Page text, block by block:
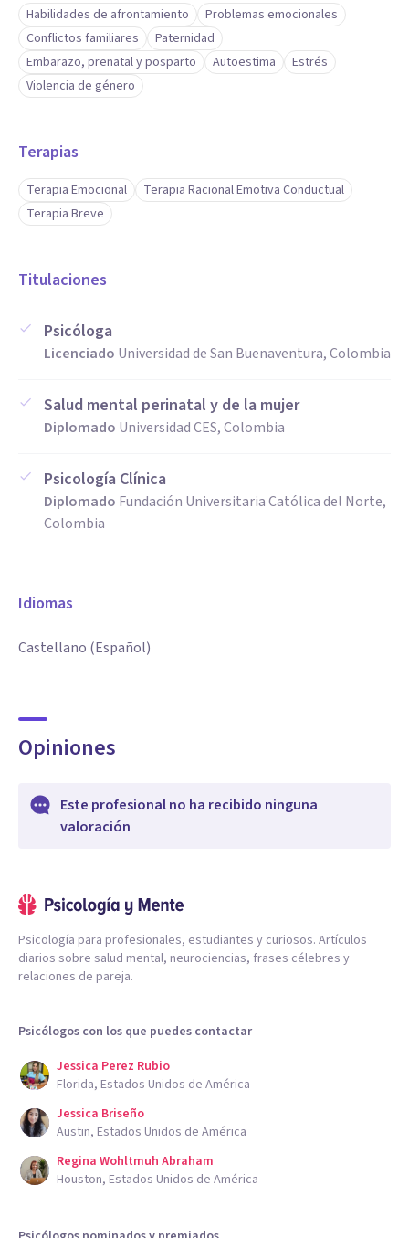
Habilidades de afrontamiento
Problemas emocionales
Conflictos familiares
Paternidad
Embarazo, prenatal y posparto
Autoestima
Estrés
Violencia de género
Terapias
Terapia Emocional
Terapia Racional Emotiva Conductual
Terapia Breve
Titulaciones
Psicóloga
Licenciado Universidad de San Buenaventura, Colombia
Salud mental perinatal y de la mujer
Diplomado Universidad CES, Colombia
Psicología Clínica
Diplomado Fundación Universitaria Católica del Norte,
Colombia
Idiomas
Castellano (Español)
Opiniones
Este profesional no ha recibido ninguna
valoración
Psicología para profesionales, estudiantes y curiosos. Artículos
diarios sobre salud mental, neurociencias, frases célebres y
relaciones de pareja.
Psicólogos con los que puedes contactar
Jessica Perez Rubio
Florida, Estados Unidos de América
Jessica Briseño
Austin, Estados Unidos de América
Regina Wohltmuh Abraham
Houston, Estados Unidos de América